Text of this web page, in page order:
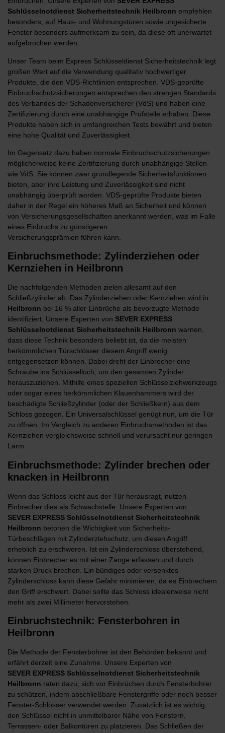
Schlüsselnotdienst Sicherheitstechnik Heilbronn empfehlen
besonders, auf Haus- und Wohnungstüren sowie ungesicherte
Fenster besonders aufmerksam zu sein, da diese oft unerwartet
aufgebrochen werden.
Unser Team beim Express Schlüsseldienst Sicherheitstechnik legt
großen Wert auf die Verwendung qualitativ hochwertiger
Produkte, die den VDS-Richtlinien entsprechen. VDS-geprüfte
Einbruchschutzsicherungen entsprechen den strengen Standards
des Verbandes der Schadenversicherer (VdS) und haben eine
Zertifizierung durch eine unabhängige Prüfstelle erhalten. Diese
Produkte haben sich in umfangreichen Tests bewährt und bieten
eine hohe Qualität und Zuverlässigkeit.
Im Gegensatz dazu haben normale Einbruchschutzsicherungen
möglicherweise keine Zertifizierung durch unabhängige Stellen
wie VdS. Sie können zwar grundlegende Sicherheitsfunktionen
bieten, aber ihre Leistung und Zuverlässigkeit sind nicht
unabhängig überprüft worden. VDS-geprüfte Produkte bieten
daher in der Regel ein höheres Maß an Sicherheit und können
von Versicherungsgesellschaften anerkannt werden, was im Falle
eines Einbruchs zu günstigeren
Versicherungsprämien führen kann.
Einbruchsmethode: Zylinderziehen oder
Kernziehen in Heilbronn
Die nachfolgenden Methoden zielen allesamt auf den
Schließzylinder ab. Das Zylinderziehen oder Kernziehen wird in
Heilbronn bei 16 % aller Einbrüche als bevorzugte Methode
identifiziert. Unsere Experten von SEVER EXPRESS
Schlüsselnotdienst Sicherheitstechnik Heilbronn warnen,
dass diese Technik besonders beliebt ist, da die meisten
herkömmlichen Türschlösser diesem Angriff wenig
entgegensetzen können. Dabei dreht der Einbrecher eine
Schraube ins Schlüsselloch, um den gesamten Zylinder
herauszuziehen. Mithilfe eines speziellen Schlüsselziehwerkzeugs
oder sogar eines herkömmlichen Klauenhammers wird der
beschädigte Schließzylinder (oder der Schließkern) aus dem
Schloss gezogen. Ein Universalschlüssel genügt nun, um die Tür
zu öffnen. Im Vergleich zu anderen Einbruchsmethoden ist das
Kernziehen vergleichsweise schnell und verursacht nur geringen
Lärm.
Einbruchsmethode: Zylinder brechen oder
knacken in Heilbronn
Wenn das Schloss leicht aus der Tür herausragt, nutzen
Einbrecher dies als Schwachstelle. Unsere Experten von
SEVER EXPRESS Schlüsselnotdienst Sicherheitstechnik
Heilbronn betonen die Wichtigkeit von Sicherheits-
Türbeschlägen mit Zylinderziehschutz, um diesen Angriff
erheblich zu erschweren. Ist ein Zylinderschloss überstehend,
können Einbrecher es mit einer Zange erfassen und durch
starken Druck brechen. Ein bündiges oder versenktes
Zylinderschloss kann diese Gefahr minimieren, da es Einbrechern
den Griff erschwert. Dabei sollte das Schloss idealerweise nicht
mehr als zwei Millimeter hervorstehen.
Einbruchstechnik: Fensterbohren in
Heilbronn
Die Methode der Fensterbohrer ist den Behörden bekannt und
erfährt derzeit eine Zunahme. Unsere Experten von
SEVER EXPRESS Schlüsselnotdienst Sicherheitstechnik
Heilbronn raten dazu, sich vor Einbrüchen durch Fensterbohrer
zu schützen, indem abschließbare Fenstergriffe oder noch besser
Fenster-Schlösser verwendet werden. Zusätzlich ist es wichtig,
den Schlüssel nicht in unmittelbarer Nähe von Fenstern,
Terrassen- oder Balkontüren zu platzieren. Das Schließen der